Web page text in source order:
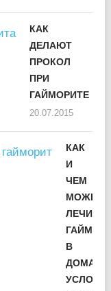
КАК
ДЕЛАЮТ
ПРОКОЛ
ПРИ
ГАЙМОРИТЕ
20.07.2015
КАК
И
ЧЕМ
МОЖНО
ЛЕЧИТЬ
В